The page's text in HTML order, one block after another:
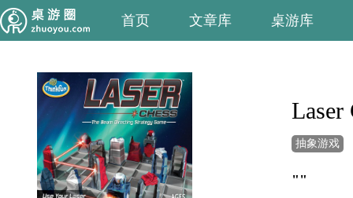
首页 文章库 桌游库
Laser
抽象游戏
""